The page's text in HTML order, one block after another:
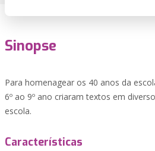
Sinopse
Para homenagear os 40 anos da
6º ao 9º ano criaram textos em
escola.
Características